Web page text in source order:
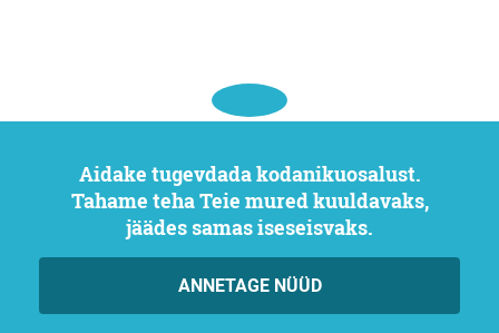
Aidake tugevdada kodanikuosalust.
Tahame teha Teie mured kuuldavaks,
jäädes samas iseseisvaks.
ANNETAGE NÜÜD